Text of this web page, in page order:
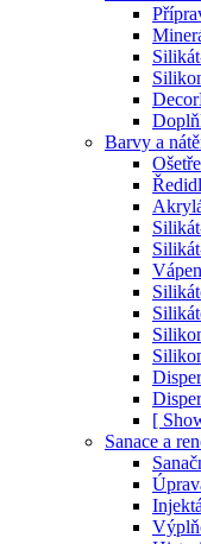
Barvy a
[
Sanace a